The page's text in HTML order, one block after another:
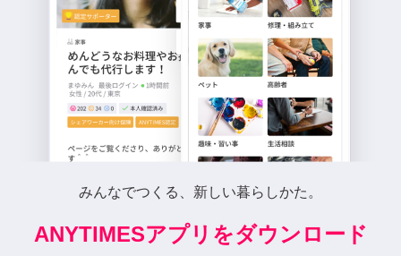
みんなでつくる、新しい暮らしかた。
ANYTIMESアプリをダウンロード